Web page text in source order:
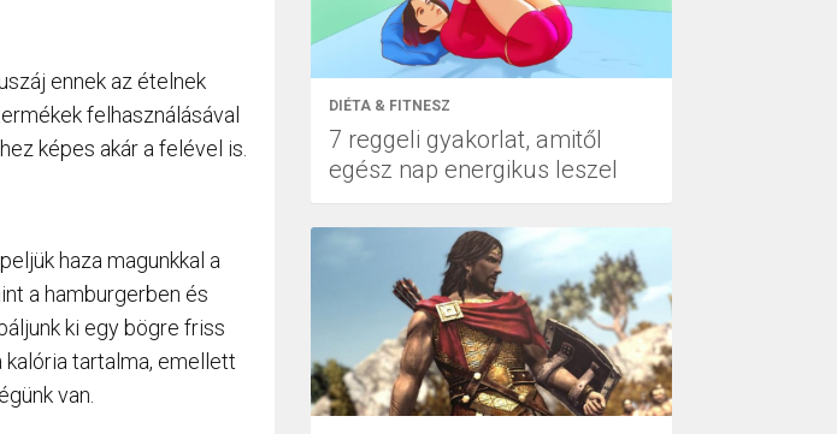
ennek az ételnek
felhasználásával
képes akár a felével is.
haza magunkkal a
a hamburgerben és
ki egy bögre friss
tartalma, emellett
van.
DIÉTA & FITNESZ
7 reggeli gyakorlat, amitől
egész nap energikus leszel